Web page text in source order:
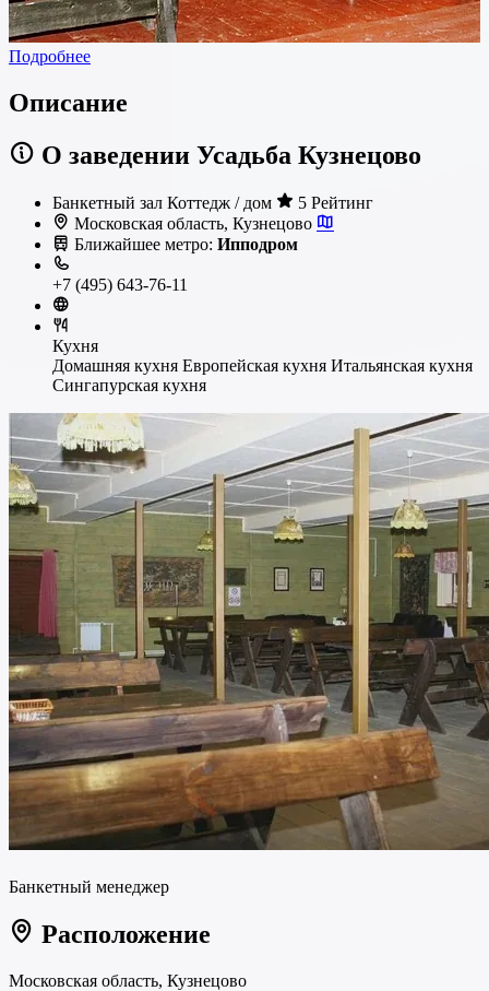
Подробнее
Описание
О заведении Усадьба Кузнецово
Банкетный зал Коттедж / дом
5 Рейтинг
Московская область, Кузнецово
Ближайшее метро: Ипподром
+7 (495) 643-76-11
Кухня
Домашняя кухня Европейская кухня Итальянская кухня
Сингапурская кухня
Банкетный менеджер
Расположение
Московская область, Кузнецово